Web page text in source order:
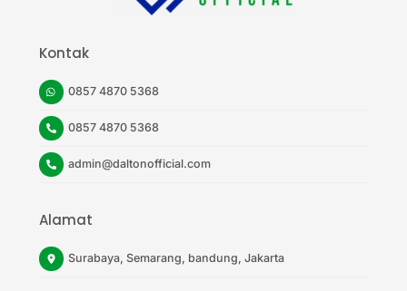
Kontak
0857 4870 5368
0857 4870 5368
admin@daltonofficial.com
Alamat
Surabaya, Semarang, bandung, Jakarta